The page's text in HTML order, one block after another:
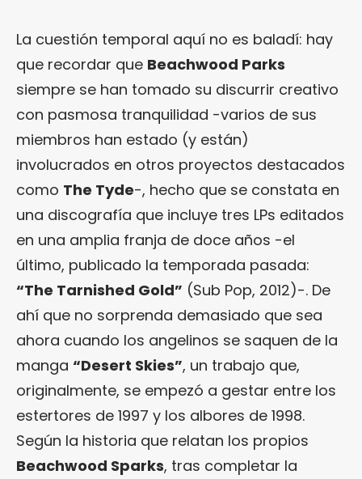
La cuestión temporal aquí no es baladí: hay
que recordar que Beachwood Parks
siempre se han tomado su discurrir creativo
con pasmosa tranquilidad -varios de sus
miembros han estado (y están)
involucrados en otros proyectos destacados
como The Tyde-, hecho que se constata en
una discografía que incluye tres LPs editados
en una amplia franja de doce años -el
último, publicado la temporada pasada:
“The Tarnished Gold” (Sub Pop, 2012)-. De
ahí que no sorprenda demasiado que sea
ahora cuando los angelinos se saquen de la
manga “Desert Skies”, un trabajo que,
originalmente, se empezó a gestar entre los
estertores de 1997 y los albores de 1998.
Según la historia que relatan los propios
Beachwood Sparks, tras completar la